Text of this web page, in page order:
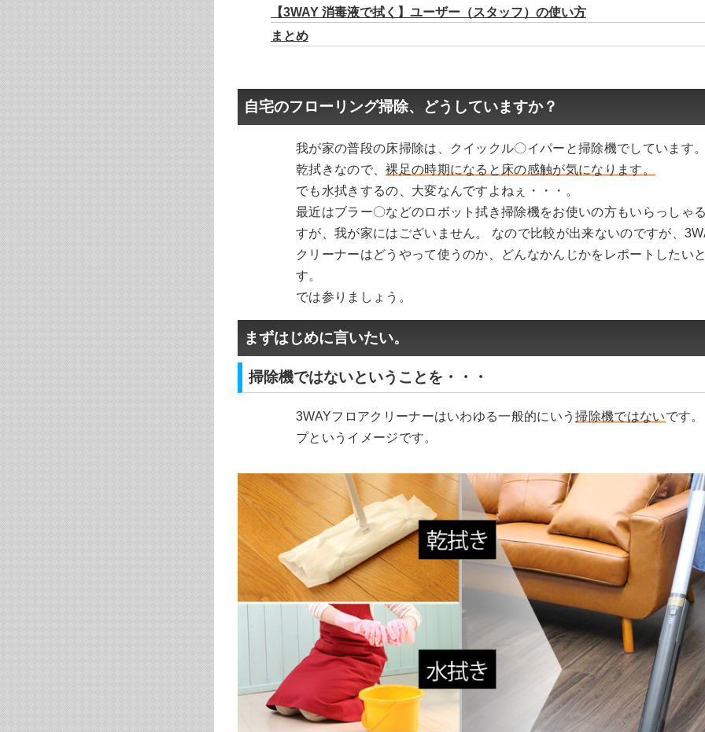
【3WAY 消毒液で拭く】ユーザー（スタッフ）の使い方
まとめ
自宅のフローリング掃除、どうしていますか？
我が家の普段の床掃除は、クイックル〇イパーと掃除機でしています
乾拭きなので、裸足の時期になると床の感触が気になります。
でも水拭きするの、大変なんですよねぇ・・・。
最近はブラー〇などのロボット拭き掃除機をお使いの方もいらっしゃ
すが、我が家にはございません。 なので比較が出来ないのですが、
クリーナーはどうやって使うのか、どんなかんじかをレポートしたい
す。
では参りましょう。
まずはじめに言いたい。
掃除機ではないということを・・・
3WAYフロアクリーナーはいわゆる一般的にいう掃除機ではないです
プというイメージです。